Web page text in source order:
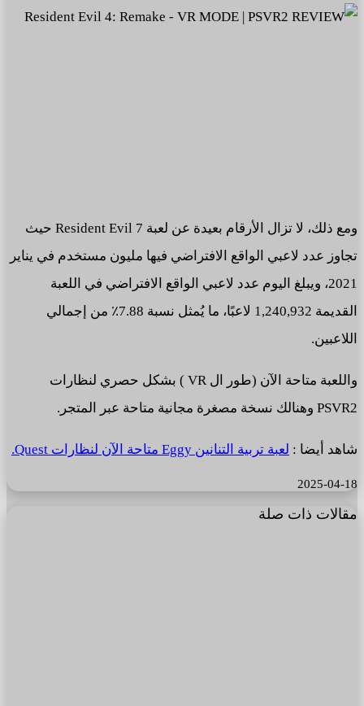
ومع ذلك، لا تزال الأرقام بعيدة عن لعبة Resident Evil 7 حيث
تجاوز عدد لاعبي الواقع الافتراضي فيها مليون مستخدم في يناير
2021، ويبلغ اليوم عدد لاعبي الواقع الافتراضي في اللعبة
القديمة 1,240,932 لاعبًا، ما يُمثل نسبة 7.88٪ من إجمالي
اللاعبين.
واللعبة متاحة الآن (طور ال VR ) بشكل حصري لنظارات
PSVR2 وهنالك نسخة مصغرة مجانية متاحة عبر المتجر.
شاهد أيضا : لعبة تربية التنانين Eggy متاحة الآن لنظارات Quest.
2025-04-18
مقالات ذات صلة